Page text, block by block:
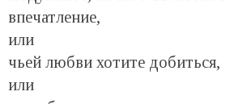
впечатление,
или
чьей любви хотите добиться,
или